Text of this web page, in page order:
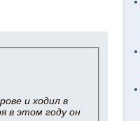
и ходил в
в этом году он